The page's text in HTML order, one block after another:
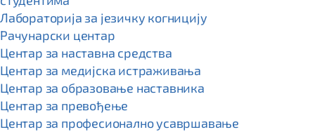
Лабораторија за језичку когницију
Рачунарски центар
Центар за наставна средства
Центар за медијска истраживања
Центар за образовање наставника
Центар за превођење
Центар за професионално усавршавање